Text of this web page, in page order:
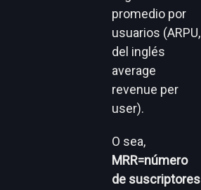
promedio por
usuarios (ARPU,
del inglés
average
revenue per
user).
O sea,
MRR=número
de suscriptores